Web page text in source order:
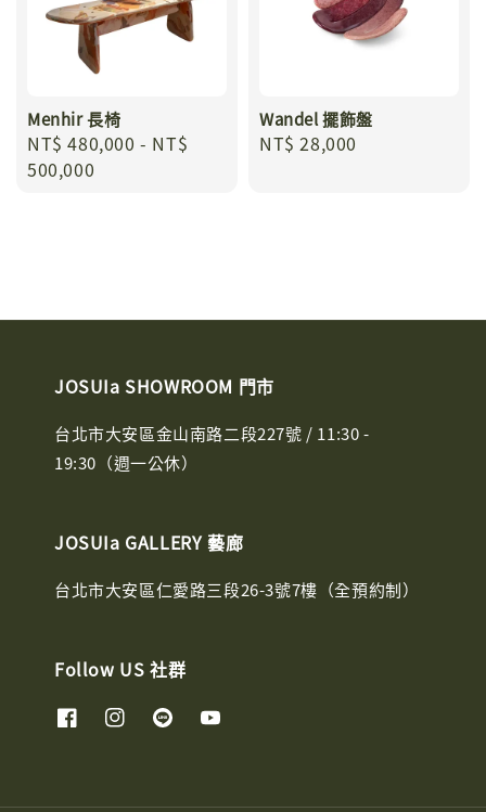
Menhir 長椅
Regular
price
NT$ 480,000 - NT$
500,000
Wandel 擺飾盤
Regular
NT$ 28,000
JOSUIa SHOWROOM 門市
台北市大安區金山南路二段227號 / 11:30 -
19:30（週一公休）
JOSUIa GALLERY 藝廊
台北市大安區仁愛路三段26-3號7樓（全預約制）
Follow US 社群